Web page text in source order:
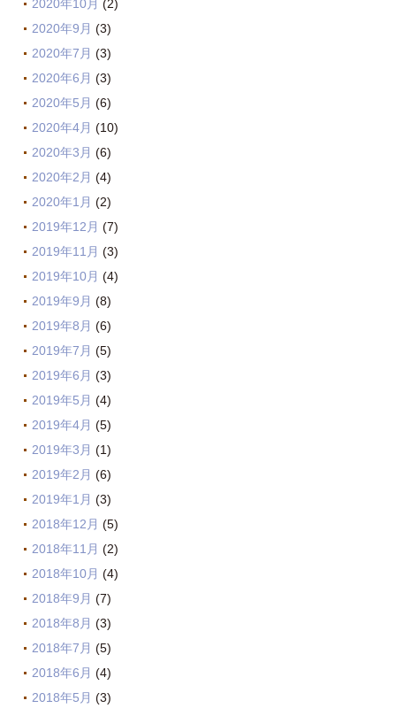
2020年10月 (2)
2020年9月 (3)
2020年7月 (3)
2020年6月 (3)
2020年5月 (6)
2020年4月 (10)
2020年3月 (6)
2020年2月 (4)
2020年1月 (2)
2019年12月 (7)
2019年11月 (3)
2019年10月 (4)
2019年9月 (8)
2019年8月 (6)
2019年7月 (5)
2019年6月 (3)
2019年5月 (4)
2019年4月 (5)
2019年3月 (1)
2019年2月 (6)
2019年1月 (3)
2018年12月 (5)
2018年11月 (2)
2018年10月 (4)
2018年9月 (7)
2018年8月 (3)
2018年7月 (5)
2018年6月 (4)
2018年5月 (3)